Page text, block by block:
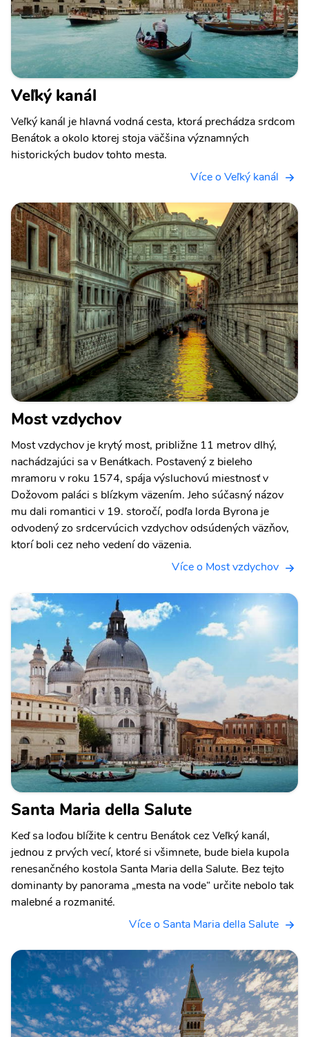
Veľký kanál
Veľký kanál je hlavná vodná cesta, ktorá prechádza srdcom
Benátok a okolo ktorej stoja väčšina významných
historických budov tohto mesta.
Více o Veľký kanál
Most vzdychov
Most vzdychov je krytý most, približne 11 metrov dlhý,
nachádzajúci sa v Benátkach. Postavený z bieleho
mramoru v roku 1574, spája výsluchovú miestnosť v
Dožovom paláci s blízkym väzením. Jeho súčasný názov
mu dali romantici v 19. storočí, podľa lorda Byrona je
odvodený zo srdcervúcich vzdychov odsúdených väzňov,
ktorí boli cez neho vedení do väzenia.
Více o Most vzdychov
Santa Maria della Salute
Keď sa loďou blížite k centru Benátok cez Veľký kanál,
jednou z prvých vecí, ktoré si všimnete, bude biela kupola
renesančného kostola Santa Maria della Salute. Bez tejto
dominanty by panorama „mesta na vode“ určite nebolo tak
malebné a rozmanité.
Více o Santa Maria della Salute